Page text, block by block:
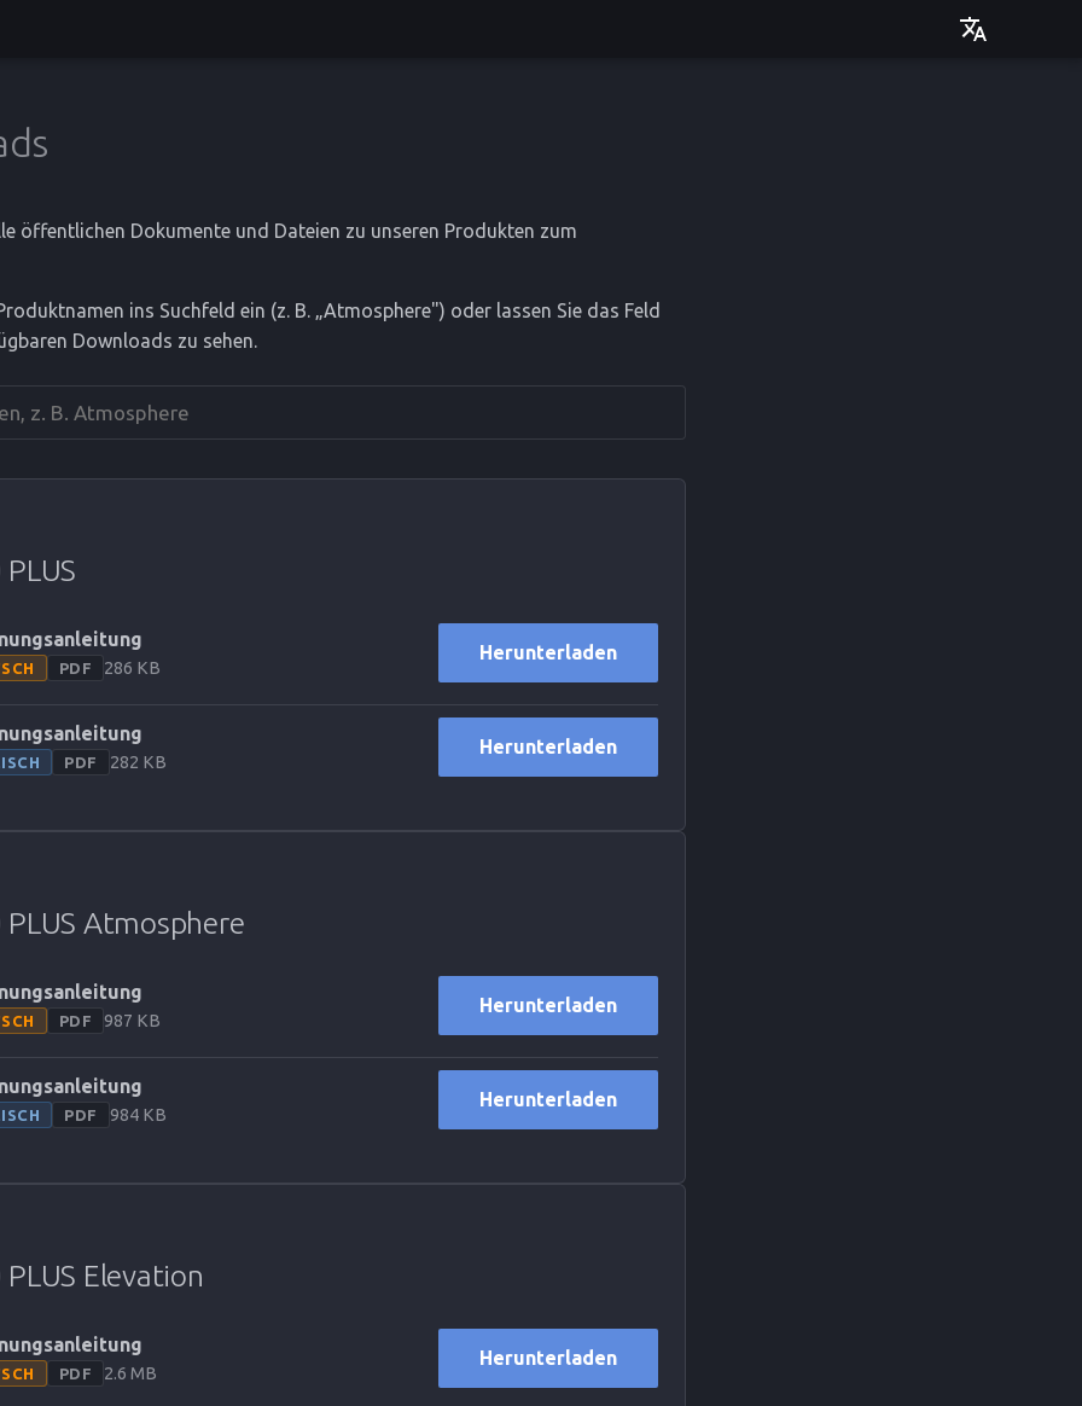
öffentlichen Dokumente und Dateien zu unseren Produkten zum
ins Suchfeld ein (z. B. „Atmosphere") oder lassen Sie das Feld
Downloads zu sehen.
PDF 286 KB
Herunterladen
PDF 282 KB
Herunterladen
PLUS Atmosphere
PDF 987 KB
Herunterladen
PDF 984 KB
Herunterladen
PLUS Elevation
PDF 2.6 MB
Herunterladen